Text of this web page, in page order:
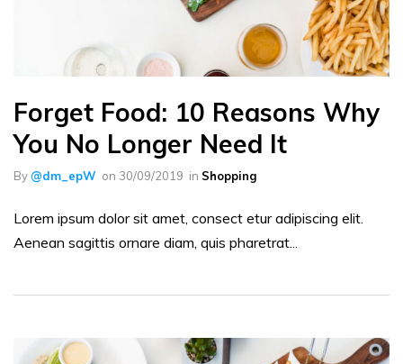
Forget Food: 10 Reasons Why
You No Longer Need It
By @dm_epW on 30/09/2019 in Shopping
Lorem ipsum dolor sit amet, consect etur adipiscing elit.
Aenean sagittis ornare diam, quis pharetrat...